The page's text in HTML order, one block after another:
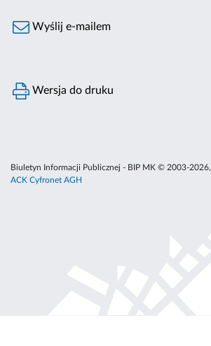
Wyślij e-mailem
Wersja do druku
Biuletyn Informacji Publicznej - BIP MK © 2003-2026,
ACK Cyfronet AGH